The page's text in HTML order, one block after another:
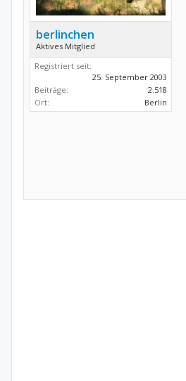
berlinchen
Aktives Mitglied
Registriert seit:
25. September 2003
Beiträge:
2.518
Ort:
Berlin